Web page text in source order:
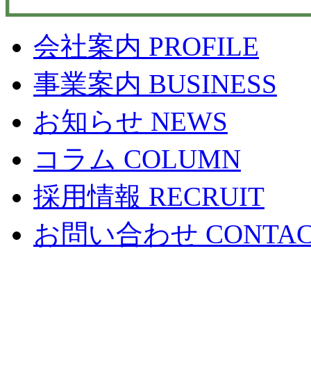
会社案内 PROFILE
事業案内 BUSINESS
お知らせ NEWS
コラム COLUMN
採用情報 RECRUIT
お問い合わせ